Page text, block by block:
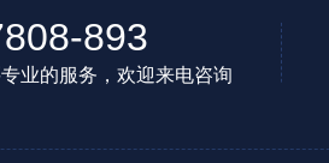
893
业的服务，欢迎来电咨询